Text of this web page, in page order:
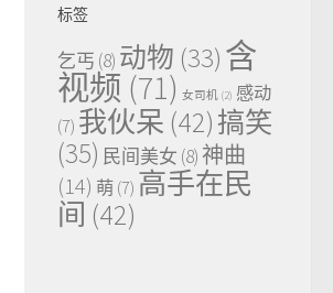
标签
乞丐 (8) 动物 (33)含
视频 (71) 女司机 (2) 感动
(7) 我伙呆 (42)搞笑
(35) 民间美女 (8) 神曲
(14) 萌 (7) 高手在民
间 (42)